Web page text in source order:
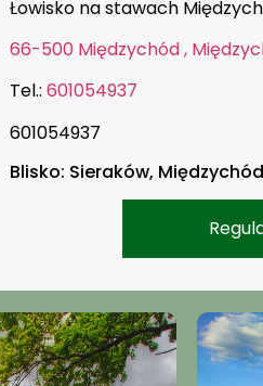
Łowisko na stawach
66-500 Międzychód ,
Tel.: 601054937
601054937
Blisko: Sieraków,